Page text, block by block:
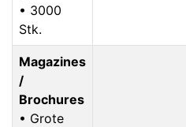
• 3000
Stk.
Magazines
/
Brochures
• Grote